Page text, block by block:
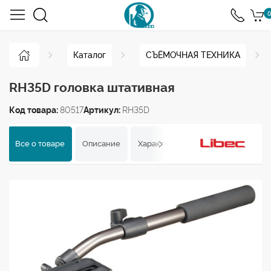
0
Каталог СЪЁМОЧНАЯ ТЕХНИКА
RH35D головка штативная
Код товара:80517Артикул: RH35D
Все о товаре Описание Характеристики Отзывы